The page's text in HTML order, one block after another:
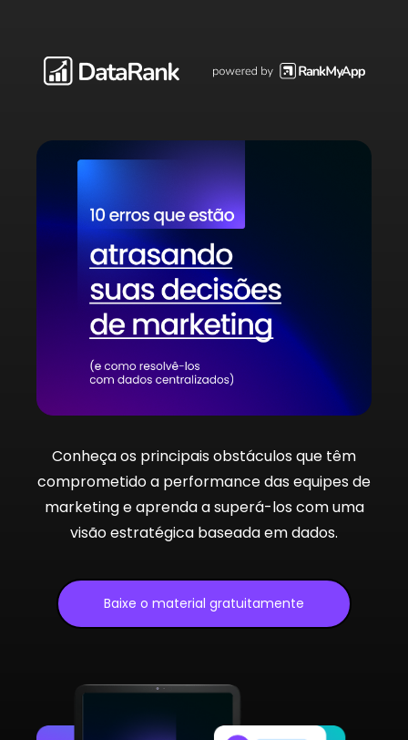
Conheça os principais obstáculos que têm
comprometido a performance das equipes de
marketing e aprenda a superá-los com uma
visão estratégica baseada em dados.
Baixe o material gratuitamente